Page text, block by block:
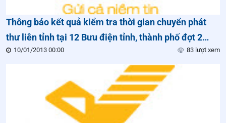
Thông báo kết quả kiểm tra thời gian chuyển phát
thư liên tỉnh tại 12 Bưu điện tỉnh, thành phố đợt 2
năm 2012
10/01/2013 00:00 83 lượt xem